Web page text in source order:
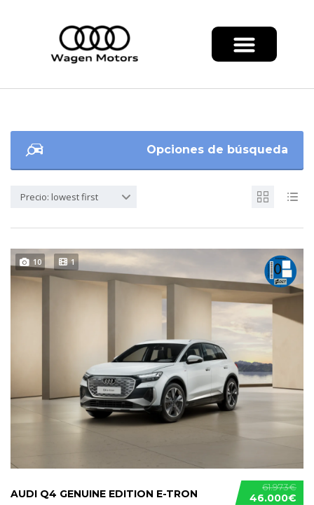
Opciones de búsqueda
Precio: lowest first
10 1
61.973€
46.000€
AUDI Q4 GENUINE EDITION E-TRON